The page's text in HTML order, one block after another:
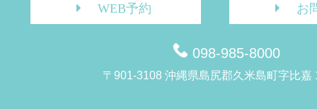
WEB予約 お
098-985-8000
〒901-3108 沖縄県島尻郡久米島町字比嘉